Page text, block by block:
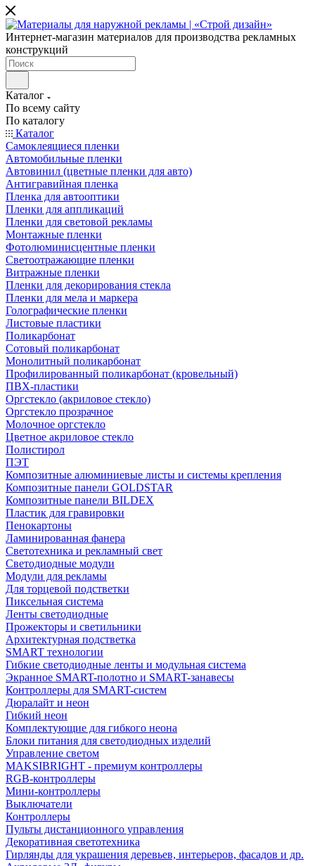
Интернет-магазин материалов для производства рекламных
конструкций
Каталог
По всему сайту
По каталогу
Каталог
Самоклеящиеся пленки
Автомобильные пленки
Автовинил (цветные пленки для авто)
Антигравийная пленка
Пленка для автооптики
Пленки для аппликаций
Пленки для световой рекламы
Монтажные пленки
Фотолюминисцентные пленки
Светоотражающие пленки
Витражные пленки
Пленки для декорирования стекла
Пленки для мела и маркера
Голографические пленки
Листовые пластики
Поликарбонат
Сотовый поликарбонат
Монолитный поликарбонат
Профилированный поликарбонат (кровельный)
ПВХ-пластики
Оргстекло (акриловое стекло)
Оргстекло прозрачное
Молочное оргстекло
Цветное акриловое стекло
Полистирол
ПЭТ
Композитные алюминиевые листы и системы крепления
Композитные панели GOLDSTAR
Композитные панели BILDEX
Пластик для гравировки
Пенокартоны
Ламинированная фанера
Светотехника и рекламный свет
Светодиодные модули
Модули для рекламы
Для торцевой подстветки
Пиксельная система
Ленты светодиодные
Прожекторы и светильники
Архитектурная подстветка
SMART технологии
Гибкие светодиодные ленты и модульная система
Экранное SMART-полотно и SMART-занавесы
Контроллеры для SMART-систем
Дюралайт и неон
Гибкий неон
Комплектующие для гибкого неона
Блоки питания для светодиодных изделий
Управление светом
MAKSIBRIGHT - премиум контроллеры
RGB-контроллеры
Мини-контроллеры
Выключатели
Контроллеры
Пульты дистанционного управления
Декоративная светотехника
Гирлянды для украшения деревьев, интерьеров, фасадов и др.